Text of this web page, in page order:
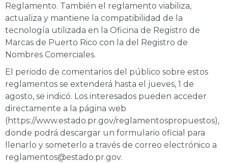
Reglamento. También el reglamento viabiliza,
actualiza y mantiene la compatibilidad de la
tecnología utilizada en la Oficina de Registro de
Marcas de Puerto Rico con la del Registro de
Nombres Comerciales.
El periodo de comentarios del público sobre estos
reglamentos se extenderá hasta el jueves, 1 de
agosto, se indicó. Los interesados pueden acceder
directamente a la página web
(https://www.estado.pr.gov/reglamentospropuestos),
donde podrá descargar un formulario oficial para
llenarlo y someterlo a través de correo electrónico a
reglamentos@estado.pr.gov.